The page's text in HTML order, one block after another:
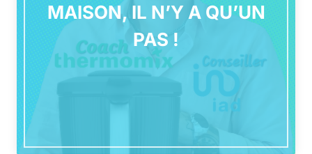
MAISON, IL N’Y A QU’UN
PAS !